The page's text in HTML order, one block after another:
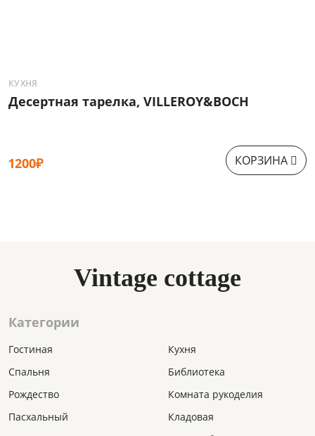
КУХНЯ
Десертная тарелка, VILLEROY&BOCH
1200₽ КОРЗИНА
Vintage cottage
Категории
Гостиная
Спальня
Рождество
Пасхальный
Кухня
Библиотека
Комната рукоделия
Кладовая